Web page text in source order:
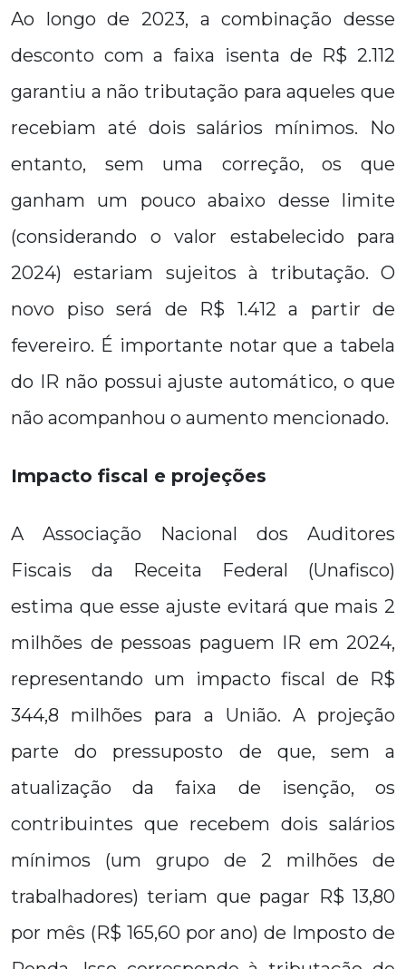
Ao longo de 2023, a combinação desse
desconto com a faixa isenta de R$ 2.112
garantiu a não tributação para aqueles que
recebiam até dois salários mínimos. No
entanto, sem uma correção, os que
ganham um pouco abaixo desse limite
(considerando o valor estabelecido para
2024) estariam sujeitos à tributação. O
novo piso será de R$ 1.412 a partir de
fevereiro. É importante notar que a tabela
do IR não possui ajuste automático, o que
não acompanhou o aumento mencionado.
Impacto fiscal e projeções
A Associação Nacional dos Auditores
Fiscais da Receita Federal (Unafisco)
estima que esse ajuste evitará que mais 2
milhões de pessoas paguem IR em 2024,
representando um impacto fiscal de R$
344,8 milhões para a União. A projeção
parte do pressuposto de que, sem a
atualização da faixa de isenção, os
contribuintes que recebem dois salários
mínimos (um grupo de 2 milhões de
trabalhadores) teriam que pagar R$ 13,80
por mês (R$ 165,60 por ano) de Imposto de